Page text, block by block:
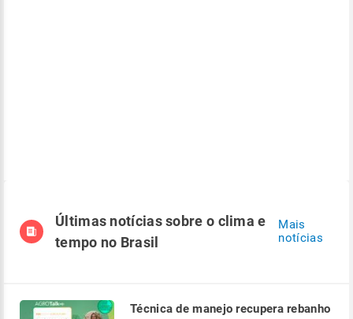
Últimas notícias sobre o clima e
tempo no Brasil
Mais
notícias
Técnica de manejo recupera rebanho